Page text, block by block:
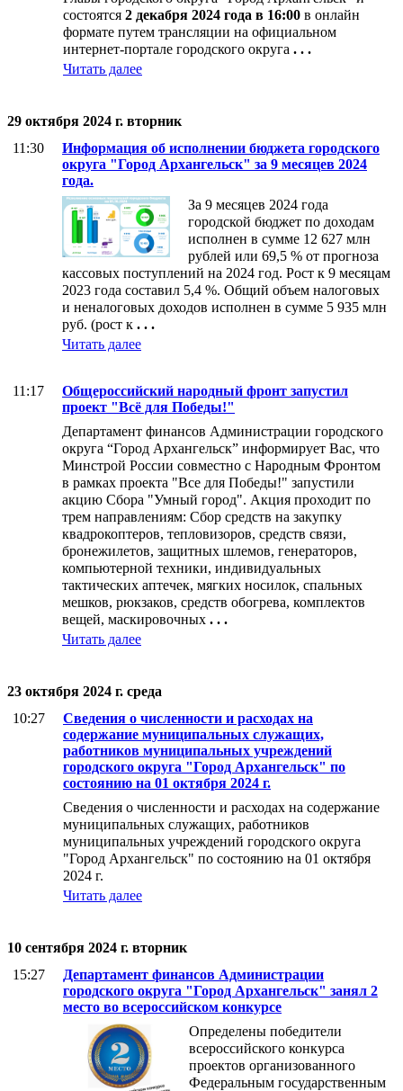
состоятся 2 декабря 2024 года в 16:00 в онлайн
формате путем трансляции на официальном
интернет-портале городского округа . . .
Читать далее
29 октября 2024 г. вторник
11:30
Информация об исполнении бюджета городского
округа "Город Архангельск" за 9 месяцев 2024
года.
За 9 месяцев 2024 года
городской бюджет по доходам
исполнен в сумме 12 627 млн
рублей или 69,5 % от прогноза
кассовых поступлений на 2024 год. Рост к 9 месяцам
2023 года составил 5,4 %. Общий объем налоговых
и неналоговых доходов исполнен в сумме 5 935 млн
руб. (рост к . . .
Читать далее
11:17
Общероссийский народный фронт запустил
проект "Всё для Победы!"
Департамент финансов Администрации городского
округа “Город Архангельск” информирует Вас, что
Минстрой России совместно с Народным Фронтом
в рамках проекта "Все для Победы!" запустили
акцию Сбора "Умный город". Акция проходит по
трем направлениям: Сбор средств на закупку
квадрокоптеров, тепловизоров, средств связи,
бронежилетов, защитных шлемов, генераторов,
компьютерной техники, индивидуальных
тактических аптечек, мягких носилок, спальных
мешков, рюкзаков, средств обогрева, комплектов
вещей, маскировочных . . .
Читать далее
23 октября 2024 г. среда
10:27
Сведения о численности и расходах на
содержание муниципальных служащих,
работников муниципальных учреждений
городского округа "Город Архангельск" по
состоянию на 01 октября 2024 г.
Сведения о численности и расходах на содержание
муниципальных служащих, работников
муниципальных учреждений городского округа
"Город Архангельск" по состоянию на 01 октября
2024 г.
Читать далее
10 сентября 2024 г. вторник
15:27
Департамент финансов Администрации
городского округа "Город Архангельск" занял 2
место во всероссийском конкурсе
Определены победители
всероссийского конкурса
проектов организованного
Федеральным государственным